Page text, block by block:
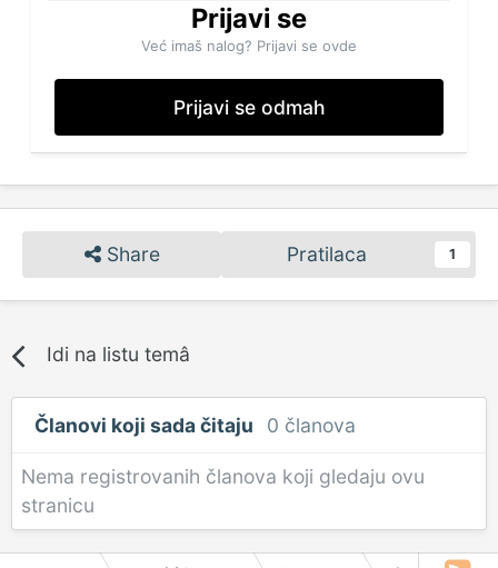
Prijavi se
Već imaš nalog? Prijavi se ovde
Prijavi se odmah
Share Pratilaca 1
Idi na listu temâ
Članovi koji sada čitaju 0 članova
Nema registrovanih članova koji gledaju ovu
stranicu